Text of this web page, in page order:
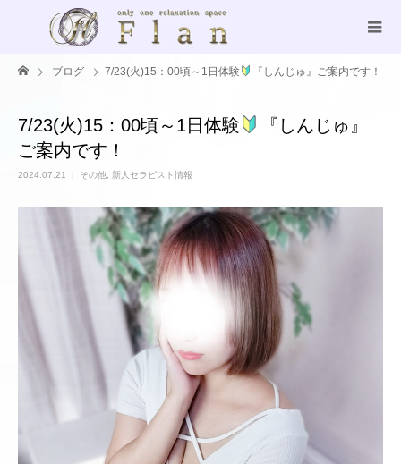
ブログ 7/23(火)15：00頃～1日体験 『しんじゅ』ご案内です！
7/23(火)15：00頃～1日体験
『しんじゅ』
ご案内です！
2024.07.21 その他 新人セラピスト情報